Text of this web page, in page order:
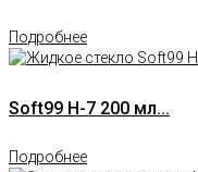
Подробнее
Soft99 H-7 200 мл...
Подробнее